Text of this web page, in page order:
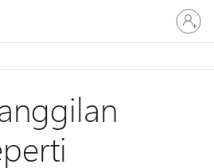
Masuk
ke
akun